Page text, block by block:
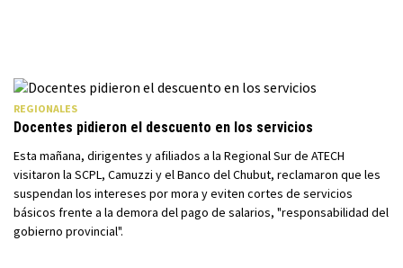
REGIONALES
Docentes pidieron el descuento en los servicios
Esta mañana, dirigentes y afiliados a la Regional Sur de ATECH
visitaron la SCPL, Camuzzi y el Banco del Chubut, reclamaron que les
suspendan los intereses por mora y eviten cortes de servicios
básicos frente a la demora del pago de salarios, "responsabilidad del
gobierno provincial".